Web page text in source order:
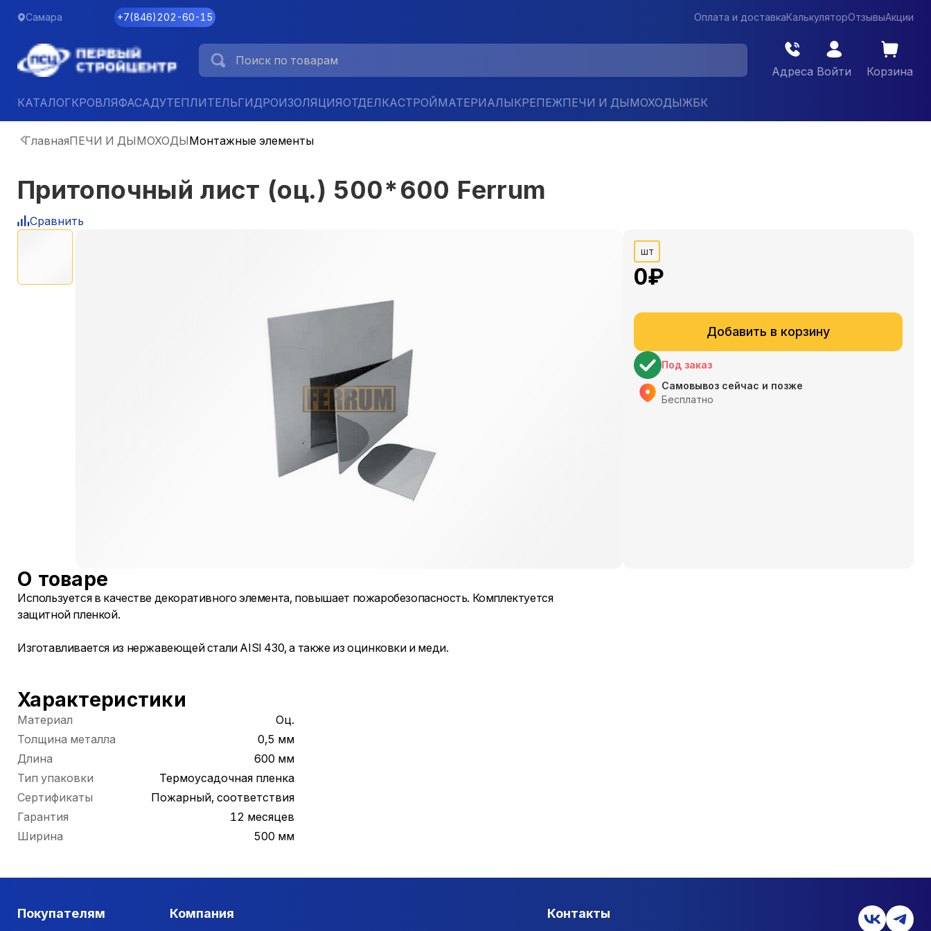
Самара +7(846)202-60-15 Оплата и доставкаКалькуляторОтзывыАкции
Адреса Войти Корзина
КАТАЛОГКРОВЛЯФАСАДУТЕПЛИТЕЛЬГИДРОИЗОЛЯЦИЯОТДЕЛКАСТРОЙМАТЕРИАЛЫКРЕПЕЖПЕЧИ И ДЫМОХОДЫЖБК
ГлавнаяПЕЧИ И ДЫМОХОДЫМонтажные элементы
Притопочный лист (оц.) 500*600 Ferrum
Сравнить
шт
0₽
Добавить в корзину
Под заказ
Самовывоз сейчас и позже
Бесплатно
О товаре
Используется в качестве декоративного элемента, повышает пожаробезопасность. Комплектуется
защитной пленкой.
Изготавливается из нержавеющей стали AISI 430, а также из оцинковки и меди.
Характеристики
Материал
Оц.
Толщина металла
0,5 мм
Длина
600 мм
Тип упаковки
Термоусадочная пленка
Сертификаты
Пожарный, соответствия
Гарантия
12 месяцев
Ширина
500 мм
Покупателям Компания Контакты